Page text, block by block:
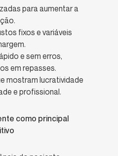
para aumentar a
fixos e variáveis
e sem erros,
em repasses.
mostram lucratividade
e profissional.
como principal